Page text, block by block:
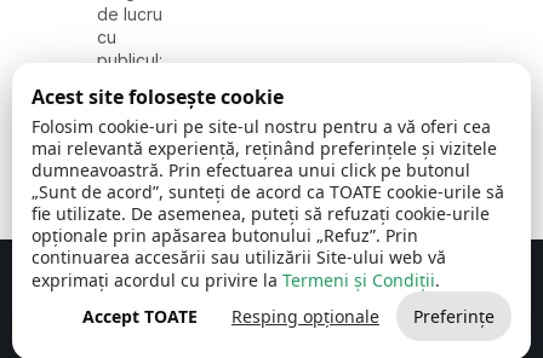
de lucru
cu
publicul:
08:00 -
16:30
, vineri:
08:00 -
14:00
Comuna Cerchezu © 2026Toate drepturile rezervate
Concept realizat de Big Media Relații Publice SRL
Acest site folosește cookie
Folosim cookie-uri pe site-ul nostru pentru a vă oferi cea
mai relevantă experiență, reținând preferințele și vizitele
dumneavoastră. Prin efectuarea unui click pe butonul
„Sunt de acord”, sunteți de acord ca TOATE cookie-urile să
fie utilizate. De asemenea, puteți să refuzați cookie-urile
opționale prin apăsarea butonului „Refuz”. Prin
continuarea accesării sau utilizării Site-ului web vă
exprimați acordul cu privire la Termeni și Condiții.
Accept TOATE
Resping opționale Preferințe